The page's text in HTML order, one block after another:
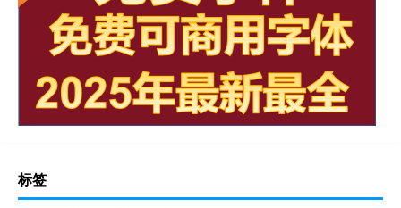
标签